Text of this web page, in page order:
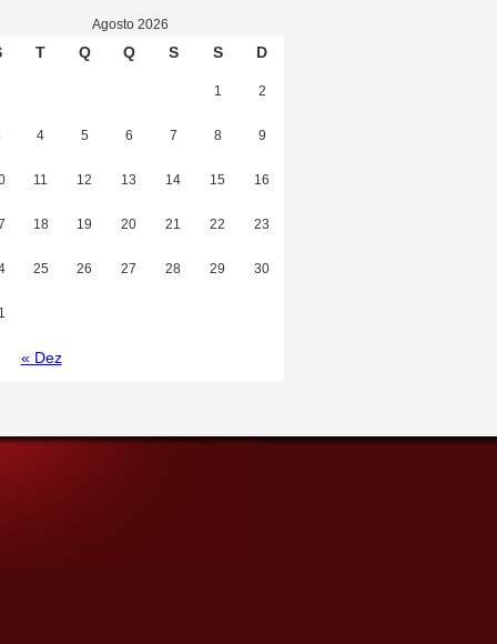
Agosto 2026
T Q Q S S D
« Dez
1 2
4 5 6 7 8 9
11 12 13 14 15 16
18 19 20 21 22 23
25 26 27 28 29 30